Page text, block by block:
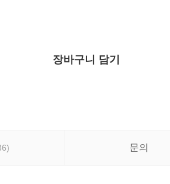
장바구니 담기
) 문의